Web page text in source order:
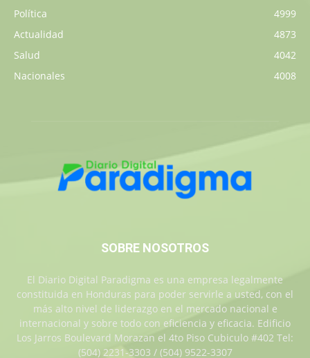
Política
4999
Actualidad
4873
Salud
4042
Nacionales
4008
SOBRE NOSOTROS
El Diario Digital Paradigma es una empresa legalmente
constituida en Honduras para poder servirle a usted, con el
más alto nivel de liderazgo en el mercado nacional e
internacional y sobre todo con eficiencia y eficacia. Edificio
Los Jarros Boulevard Morazan el 4to Piso Cubiculo #402 Tel:
(504) 2231-3303 / (504) 9522-3307